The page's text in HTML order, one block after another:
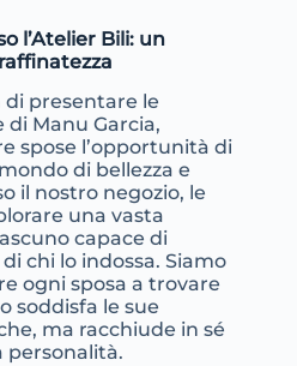
l’Atelier Bili: un
di presentare le
di Manu Garcia,
spose l’opportunità di
di bellezza e
il nostro negozio, le
una vasta
capace di
chi lo indossa. Siamo
ogni sposa a trovare
soddisfa le sue
ma racchiude in sé
personalità.